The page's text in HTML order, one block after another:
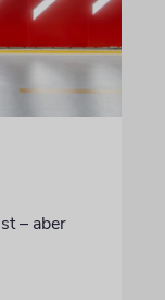
– aber